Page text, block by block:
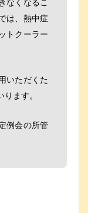
なくなるこ
は、熱中症
トクーラー
いただくた
ます。
例会の所管